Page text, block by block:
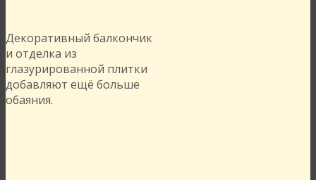
Декоративный балкончик
и отделка из
глазурированной плитки
добавляют ещё больше
обаяния.